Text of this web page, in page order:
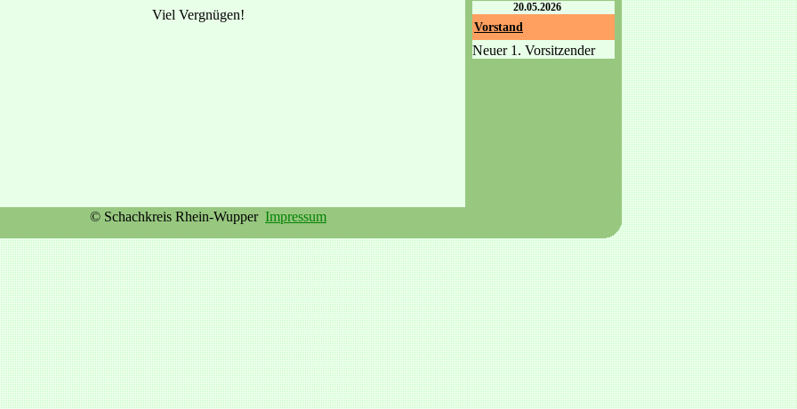
Viel Vergnügen!
20.05.2026
Vorstand
Neuer 1. Vorsitzender
© Schachkreis Rhein-Wupper Impressum